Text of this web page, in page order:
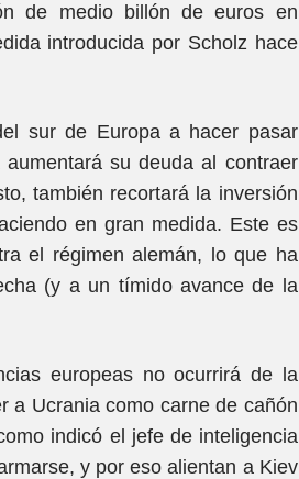
de medio billón de euros en
introducida por Scholz hace
sur de Europa a hacer pasar
su deuda al contraer
también recortará la inversión
en gran medida. Este es
el régimen alemán, lo que ha
(y a un tímido avance de la
europeas no ocurrirá de la
a Ucrania como carne de cañón
indicó el jefe de inteligencia
y por eso alientan a Kiev